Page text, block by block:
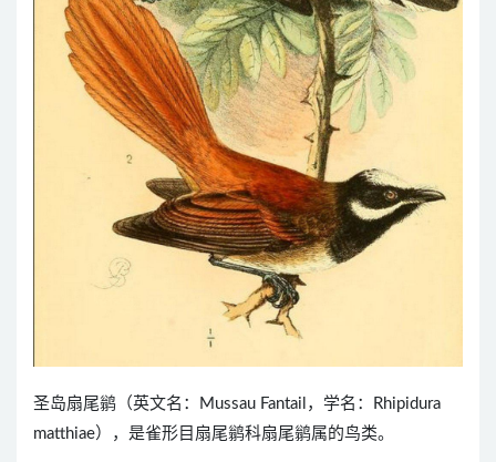
圣岛扇尾鹟（英文名：Mussau Fantail，学名：Rhipidura
matthiae），是雀形目扇尾鹟科扇尾鹟属的鸟类。